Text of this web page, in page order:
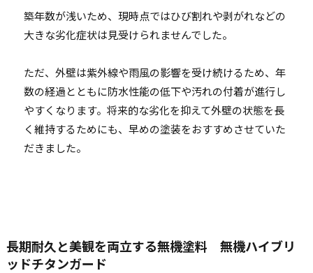
築年数が浅いため、現時点ではひび割れや剥がれなどの
大きな劣化症状は見受けられませんでした。
ただ、外壁は紫外線や雨風の影響を受け続けるため、年
数の経過とともに防水性能の低下や汚れの付着が進行し
やすくなります。将来的な劣化を抑えて外壁の状態を長
く維持するためにも、早めの塗装をおすすめさせていた
だきました。
長期耐久と美観を両立する無機塗料 無機ハイブリ
ッドチタンガード